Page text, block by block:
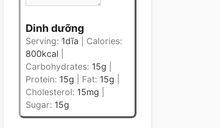
Dinh dưỡng
Serving: 1dĩa
Calories:
800kcal
Carbohydrates: 15g
Protein: 15g Fat: 15g
Cholesterol: 15mg
Sugar: 15g